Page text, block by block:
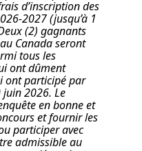
d’inscription des
2027 (jusqu’à 1
(2) gagnants
Canada seront
tous les
ont dûment
ont participé par
juin 2026. Le
en bonne et
et fournir les
participer avec
admissible au